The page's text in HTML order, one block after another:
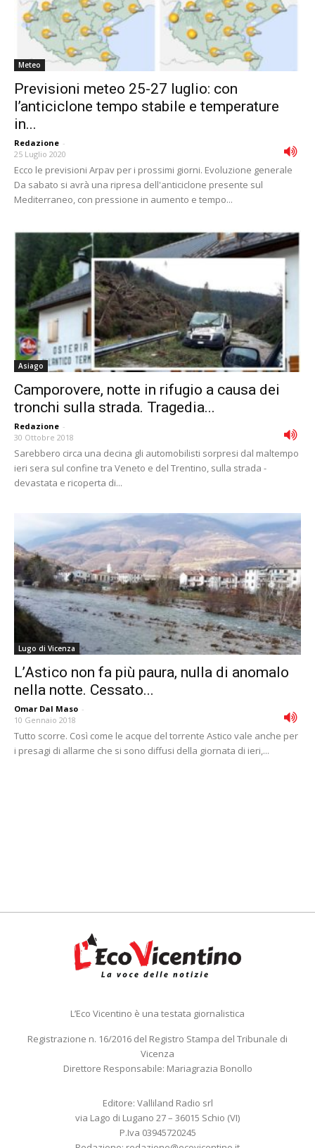
Meteo
Previsioni meteo 25-27 luglio: con
l’anticiclone tempo stabile e temperature
in...
Redazione -
25 Luglio 2020
Ecco le previsioni Arpav per i prossimi giorni. Evoluzione generale
Da sabato si avrà una ripresa dell'anticiclone presente sul
Mediterraneo, con pressione in aumento e tempo...
Asiago
Camporovere, notte in rifugio a causa dei
tronchi sulla strada. Tragedia...
Redazione -
30 Ottobre 2018
Sarebbero circa una decina gli automobilisti sorpresi dal maltempo
ieri sera sul confine tra Veneto e del Trentino, sulla strada -
devastata e ricoperta di...
Lugo di Vicenza
L’Astico non fa più paura, nulla di anomalo
nella notte. Cessato...
Omar Dal Maso -
10 Gennaio 2018
Tutto scorre. Così come le acque del torrente Astico vale anche per
i presagi di allarme che si sono diffusi della giornata di ieri,...
L’Eco Vicentino è una testata giornalistica
Registrazione n. 16/2016 del Registro Stampa del Tribunale di
Vicenza
Direttore Responsabile: Mariagrazia Bonollo
Editore: Valliland Radio srl
via Lago di Lugano 27 – 36015 Schio (VI)
P.Iva 03945720245